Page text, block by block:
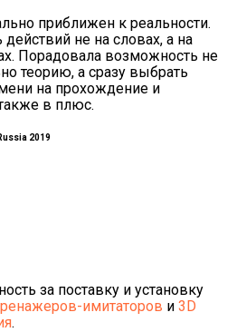
приближен к реальности.
не на словах, а на
Порадовала возможность не
теорию, а сразу выбрать
на прохождение и
в плюс.
2019
за поставку и установку
имитаторов и 3D
.